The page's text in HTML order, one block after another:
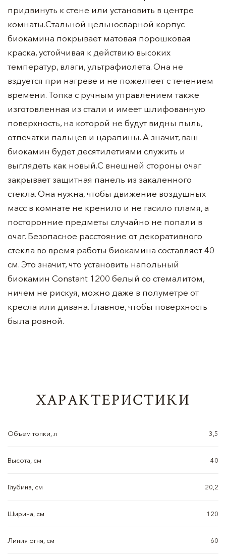
придвинуть к стене или установить в центре
комнаты.Стальной цельносварной корпус
биокамина покрывает матовая порошковая
краска, устойчивая к действию высоких
температур, влаги, ультрафиолета. Она не
вздуется при нагреве и не пожелтеет с течением
времени. Топка с ручным управлением также
изготовленная из стали и имеет шлифованную
поверхность, на которой не будут видны пыль,
отпечатки пальцев и царапины. А значит, ваш
биокамин будет десятилетиями служить и
выглядеть как новый.С внешней стороны очаг
закрывает защитная панель из закаленного
стекла. Она нужна, чтобы движение воздушных
масс в комнате не кренило и не гасило пламя, а
посторонние предметы случайно не попали в
очаг. Безопасное расстояние от декоративного
стекла во время работы биокамина составляет 40
см. Это значит, что установить напольный
биокамин Constant 1200 белый со стемалитом,
ничем не рискуя, можно даже в полуметре от
кресла или дивана. Главное, чтобы поверхность
была ровной.
ХАРАКТЕРИСТИКИ
Объем топки, л 3,5
Высота, см 40
Глубина, см 20,2
Ширина, см 120
Линия огня, см 60